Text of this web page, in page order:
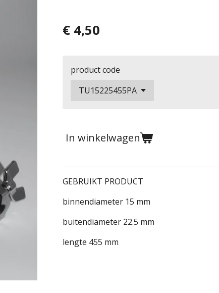
€ 4,50
product code
In winkelwagen
GEBRUIKT PRODUCT
binnendiameter 15 mm
buitendiameter 22.5 mm
lengte 455 mm